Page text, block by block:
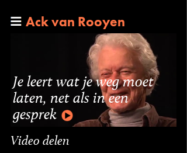
Ack van Rooyen
Je leert wat je weg moet
laten, net als in een
gesprek
Video delen